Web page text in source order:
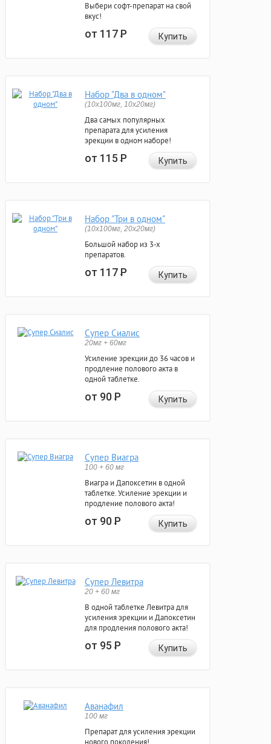
Выбери софт-препарат на свой
вкус!
от 117Р Купить
Набор "Два в одном"
(10x100мг, 10x20мг)
Два самых популярных
препарата для усиления
эрекции в одном наборе!
от 115Р Купить
Набор "Три в одном"
(10x100мг, 20x20мг)
Большой набор из 3-х
препаратов.
от 117Р Купить
Супер Сиалис
20мг + 60мг
Усиление эрекции до 36 часов и
продление полового акта в
одной таблетке.
от 90Р Купить
Супер Виагра
100 + 60 мг
Виагра и Дапоксетин в одной
таблетке. Усиление эрекции и
продление полового акта!
от 90Р Купить
Супер Левитра
20 + 60 мг
В одной таблетке Левитра для
усиления эрекции и Дапоксетин
для продления полового акта!
от 95Р Купить
Аванафил
100 мг
Препарат для усиления эрекции